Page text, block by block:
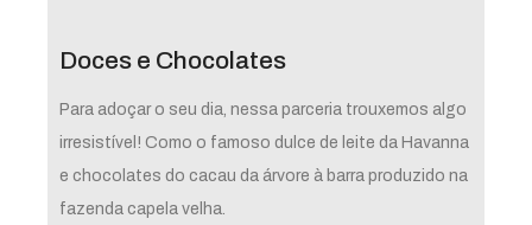
Doces e Chocolates
Para adoçar o seu dia, nessa parceria trouxemos algo
irresistível! Como o famoso dulce de leite da Havanna
e chocolates do cacau da árvore à barra produzido na
fazenda capela velha.